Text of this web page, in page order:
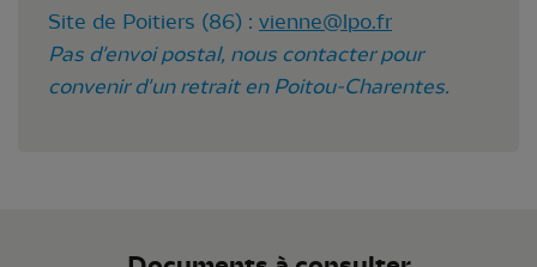
Site de Poitiers (86) : vienne@lpo.fr
Pas d'envoi postal, nous contacter pour
convenir d'un retrait en Poitou-Charentes.